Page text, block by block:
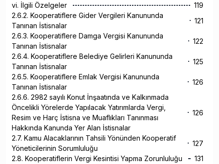
vi. İlgili Özelgeler
119
2.6.2. Kooperatiflere Gider Vergileri Kanununda
Tanınan İstisnalar
121
2.6.3. Kooperatiflere Damga Vergisi Kanununda
Tanınan İstisnalar
122
2.6.4. Kooperatiflere Belediye Gelirleri Kanununda
Tanınan İstisnalar
125
2.6.5. Kooperatiflere Emlak Vergisi Kanununda
Tanınan İstisnalar
126
2.6.6. 2982 sayılı Konut İnşaatında ve Kalkınmada
Öncelikli Yörelerde Yapılacak Yatırımlarda Vergi,
Resim ve Harç İstisna ve Muaflıkları Tanınması
Hakkında Kanunda Yer Alan İstisnalar
126
2.7. Kamu Alacaklarının Tahsili Yönünden Kooperatif
Yöneticilerinin Sorumluluğu
127
2.8. Kooperatiflerin Vergi Kesintisi Yapma Zorunluluğu
131